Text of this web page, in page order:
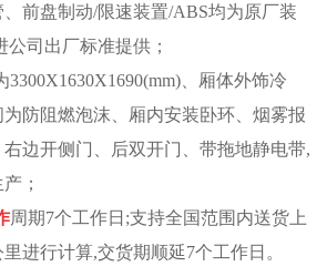
前盘制动/限速装置/ABS均为原厂装
司出厂标准提供；
3300X1630X1690(mm)、厢体外饰冷
防阻燃泡沫、厢内安装卧环、烟雾报
边开侧门、后双开门、带拖地静电带,
；
周期7个工作日;支持全国范围内送货上
进行计算,交货期顺延7个工作日。